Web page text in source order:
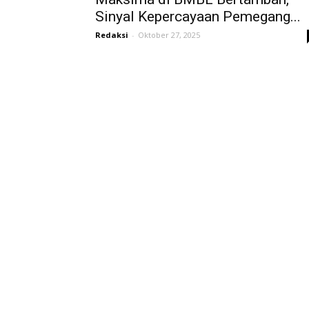
Sinyal Kepercayaan Pemegang...
Redaksi - Oktober 27, 2025